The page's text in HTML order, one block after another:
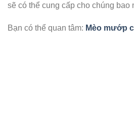
sẽ có thể cung cấp cho chúng bao
Bạn có thể quan tâm: Mèo mướp